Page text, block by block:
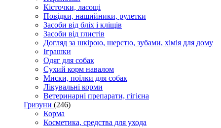
Кісточки, ласощі
Повідки, нашийники, рулетки
Засоби від бліх і кліщів
Засоби від глистів
Догляд за шкірою, шерстю, зубами, хімія для дому
Іграшки
Одяг для собак
Сухий корм навалом
Миски, поїлки для собак
Лікувальні корми
Ветеринарні препарати, гігієна
Гризуни (246)
Корма
Косметика, средства для ухода